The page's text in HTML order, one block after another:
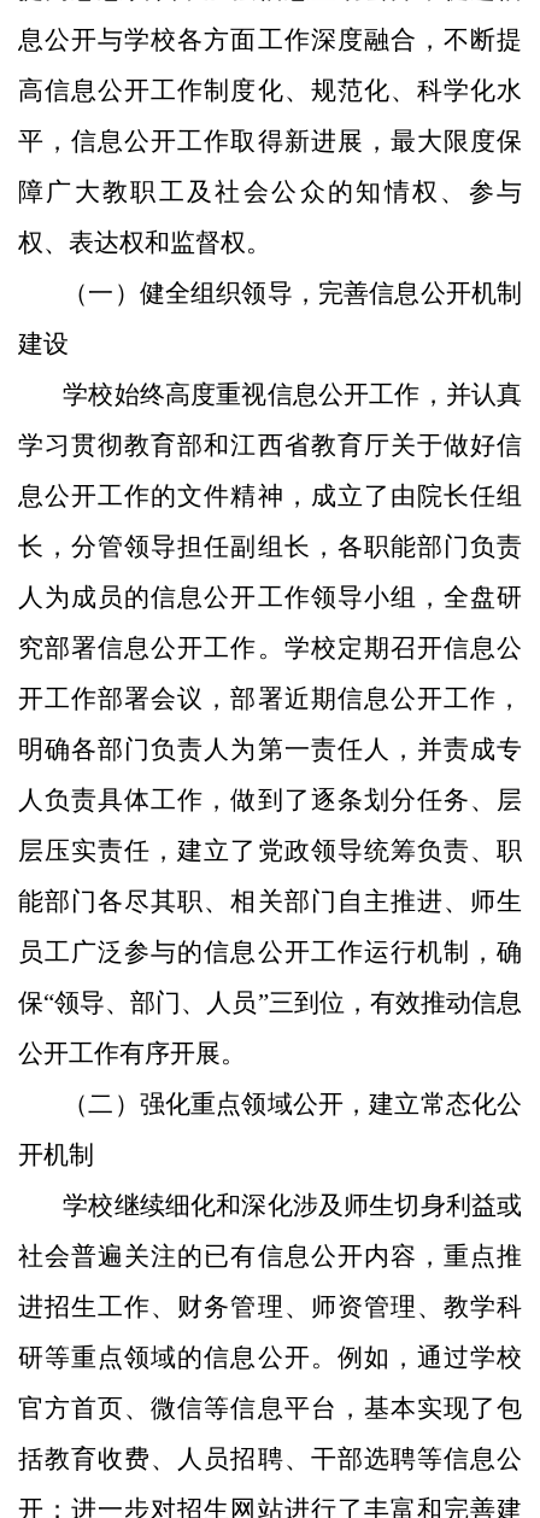
息公开与学校各方面工作深度融合，不断提
高信息公开工作制度化、规范化、科学化水
平，信息公开工作取得新进展，最大限度保
障广大教职工及社会公众的知情权、参与
权、表达权和监督权。
（一）健全组织领导，完善信息公开机制
建设
学校始终高度重视信息公开工作，并认真
学习贯彻教育部和江西省教育厅关于做好信
息公开工作的文件精神，成立了由院长任组
长，分管领导担任副组长，各职能部门负责
人为成员的信息公开工作领导小组，全盘研
究部署信息公开工作。学校定期召开信息公
开工作部署会议，部署近期信息公开工作，
明确各部门负责人为第一责任人，并责成专
人负责具体工作，做到了逐条划分任务、层
层压实责任，建立了党政领导统筹负责、职
能部门各尽其职、相关部门自主推进、师生
员工广泛参与的信息公开工作运行机制，确
保“领导、部门、人员”三到位，有效推动信息
公开工作有序开展。
（二）强化重点领域公开，建立常态化公
开机制
学校继续细化和深化涉及师生切身利益或
社会普遍关注的已有信息公开内容，重点推
进招生工作、财务管理、师资管理、教学科
研等重点领域的信息公开。例如，通过学校
官方首页、微信等信息平台，基本实现了包
括教育收费、人员招聘、干部选聘等信息公
开；进一步对招生网站进行了丰富和完善建